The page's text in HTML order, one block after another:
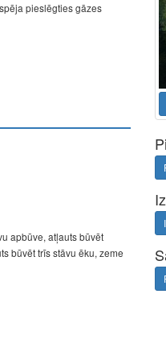
pieslēgties gāzes
apbūve, atļauts būvēt
būvēt trīs stāvu ēku, zeme